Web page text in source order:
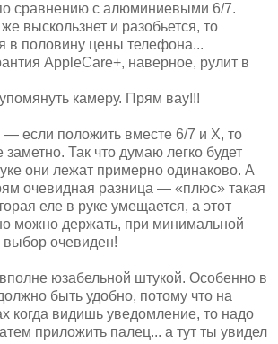
сравнению с алюминиевыми 6/7.
выскользнет и разобьется, то
в половину цены телефона...
AppleCare+, наверное, рулит в
камеру. Прям вау!!!
— если положить вместе 6/7 и Х, то
Так что думаю легко будет
они лежат примерно одинаково. А
очевидная разница — «плюс» такая
еле в руке умещается, а этот
можно держать, при минимальной
выбор очевиден!
юзабельной штукой. Особенно в
быть удобно, потому что на
когда видишь уведомление, то надо
приложить палец... а тут ты увидел